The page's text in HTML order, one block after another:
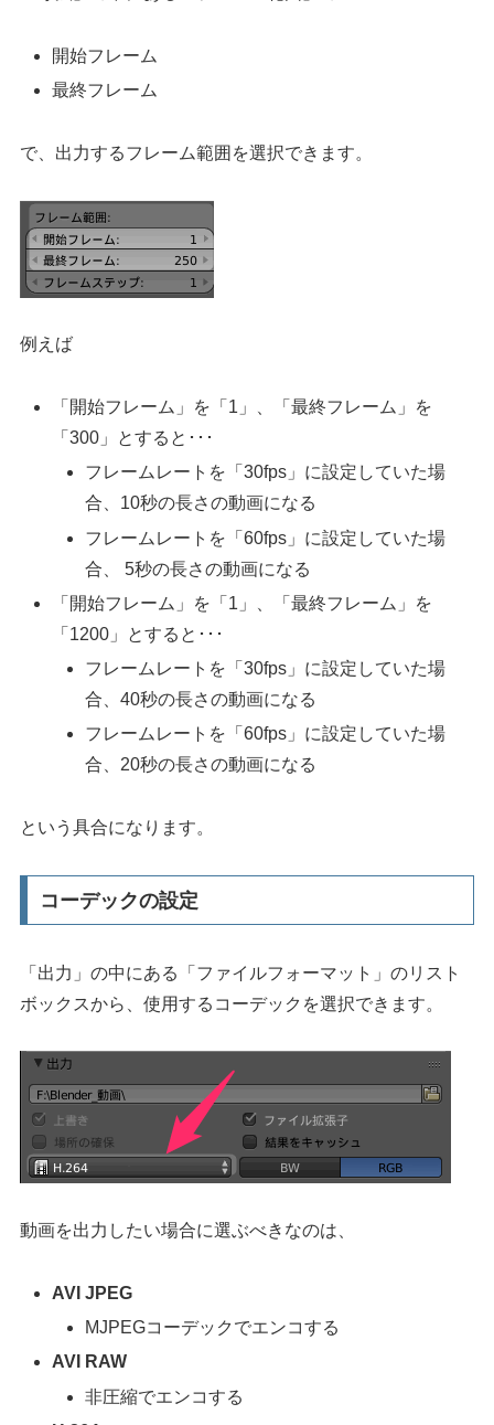
開始フレーム
最終フレーム
で、出力するフレーム範囲を選択できます。
例えば
「開始フレーム」を「1」、「最終フレーム」を
「300」とすると･･･
フレームレートを「30fps」に設定していた場
合、10秒の長さの動画になる
フレームレートを「60fps」に設定していた場
合、 5秒の長さの動画になる
「開始フレーム」を「1」、「最終フレーム」を
「1200」とすると･･･
フレームレートを「30fps」に設定していた場
合、40秒の長さの動画になる
フレームレートを「60fps」に設定していた場
合、20秒の長さの動画になる
という具合になります。
コーデックの設定
「出力」の中にある「ファイルフォーマット」のリスト
ボックスから、使用するコーデックを選択できます。
動画を出力したい場合に選ぶべきなのは、
AVI JPEG
MJPEGコーデックでエンコする
AVI RAW
非圧縮でエンコする